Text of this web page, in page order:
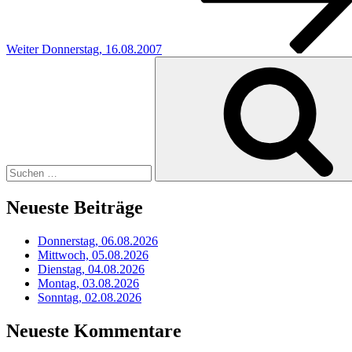
Weiter Donnerstag, 16.08.2007
Neueste Beiträge
Donnerstag, 06.08.2026
Mittwoch, 05.08.2026
Dienstag, 04.08.2026
Montag, 03.08.2026
Sonntag, 02.08.2026
Neueste Kommentare